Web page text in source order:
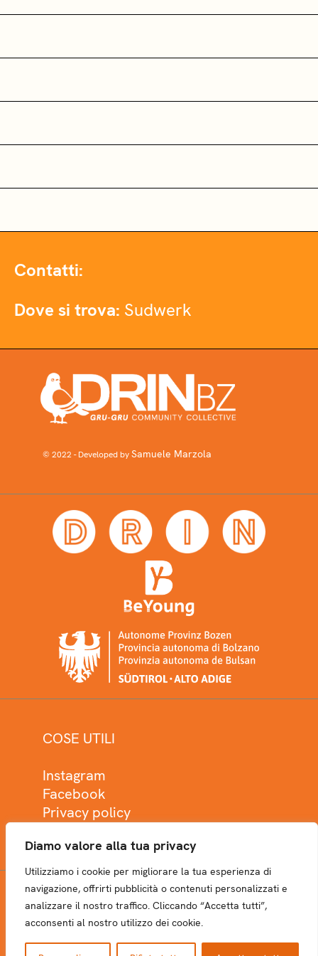
Diamo valore alla tua privacy
Utilizziamo i cookie per migliorare la tua esperienza di
navigazione, offrirti pubblicità o contenuti personalizzati e
analizzare il nostro traffico. Cliccando “Accetta tutti”,
acconsenti al nostro utilizzo dei cookie.
Contatti:
Dove si trova: Sudwerk
© 2022 - Developed bySamuele Marzola
COSE UTILI
Instagram
Facebook
Privacy policy
NEWSLETTER